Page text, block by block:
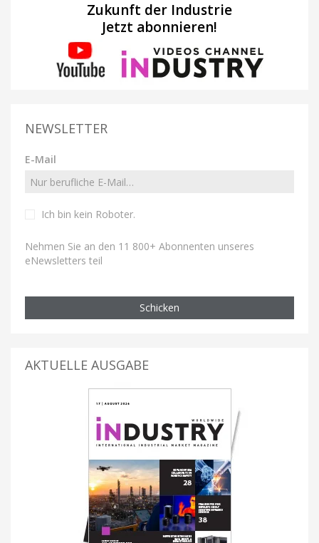
Zukunft der Industrie
Jetzt abonnieren!
NEWSLETTER
E-Mail
Ich bin kein Roboter.
Nehmen Sie an den 11 800+ Abonnenten unseres
eNewsletters teil
Schicken
AKTUELLE AUSGABE